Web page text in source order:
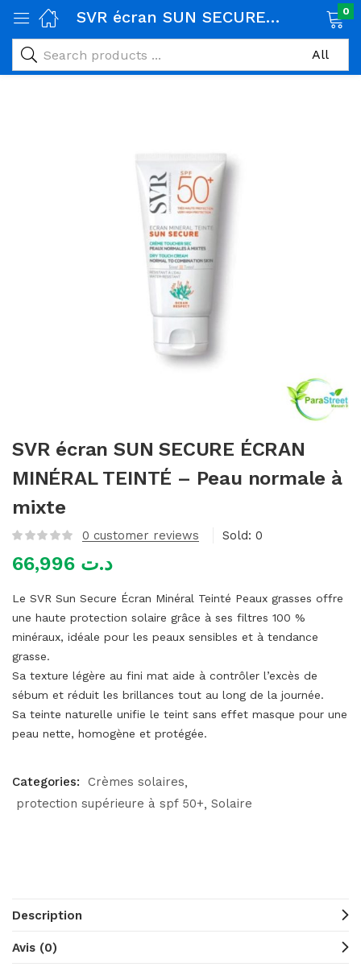
alimentaires)
SVR écran SUN SECURE ÉCRAN MINÉRAL TEINTÉ – Peau normale à mixte 0
SVR écran SUN SECURE ÉCRAN
MINÉRAL TEINTÉ – Peau normale à
mixte
0 customer reviews Sold: 0
د.ت
Le SVR Sun Secure Écran Minéral Teinté Peaux grasses offre
une haute protection solaire grâce à ses filtres 100 %
minéraux, idéale pour les peaux sensibles et à tendance
grasse.
Sa texture légère au fini mat aide à contrôler l’excès de
sébum et réduit les brillances tout au long de la journée.
Sa teinte naturelle unifie le teint sans effet masque pour une
peau nette, homogène et protégée.
Categories:
Crèmes solaires
protection supérieure à spf 50+ Solaire
Description
Avis (0)